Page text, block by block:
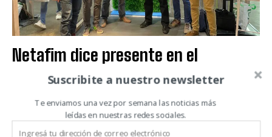
Leí y acepto laPolítica de Privacidad.
Netafim dice presente en el
Congreso CREA con muchas
Suscribite a nuestro newsletter
Te enviamos una vez por semana las noticias más
leídas en nuestras redes sociales.